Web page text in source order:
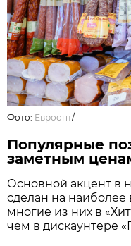
Фото: Евроопт/
Популярные
заметным
Основной акцент в
сделан на
многие из них в
чем в дискаунтере